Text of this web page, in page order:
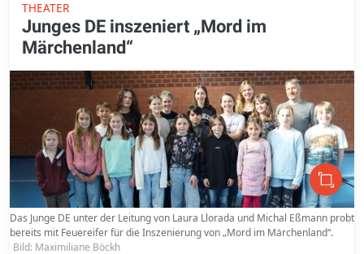
THEATER
Junges DE inszeniert „Mord im
Märchenland“
Das Junge DE unter der Leitung von Laura Llorada und Michal Eßmann probt
bereits mit Feuereifer für die Inszenierung von „Mord im Märchenland“.
Bild: Maximiliane Böckh